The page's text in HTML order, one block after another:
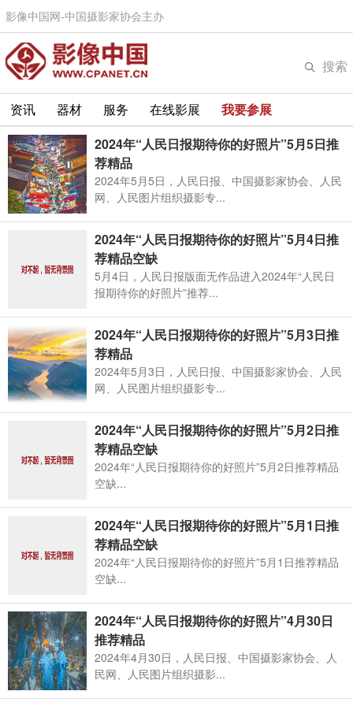
影像中国网-中国摄影家协会主办
搜索
资讯 器材 服务 在线影展
我要参展
2024年“人民日报期待你的好照片”5月5日推
荐精品
2024年5月5日，人民日报、中国摄影家协会、人民
网、人民图片组织摄影专...
2024年“人民日报期待你的好照片”5月4日推
荐精品空缺
5月4日，人民日报版面无作品进入2024年“人民日
报期待你的好照片”推荐...
2024年“人民日报期待你的好照片”5月3日推
荐精品
2024年5月3日，人民日报、中国摄影家协会、人民
网、人民图片组织摄影专...
2024年“人民日报期待你的好照片”5月2日推
荐精品空缺
2024年“人民日报期待你的好照片”5月2日推荐精品
空缺...
2024年“人民日报期待你的好照片”5月1日推
荐精品空缺
2024年“人民日报期待你的好照片”5月1日推荐精品
空缺...
2024年“人民日报期待你的好照片”4月30日
推荐精品
2024年4月30日，人民日报、中国摄影家协会、人
民网、人民图片组织摄影...